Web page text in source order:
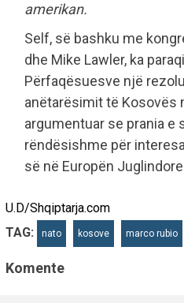
amerikan.
Self, së bashku me
dhe Mike Lawler, ka
Përfaqësuesve një
anëtarësimit të Kosovës
argumentuar se prania e
rëndësishme për
së në Europën
U.D/Shqiptarja.com
TAG:
nato kosove marco rubio
Komente